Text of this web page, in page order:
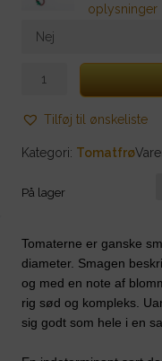
oplysninger
Currant
Tilføj til ønskeliste
Kategori: Tomatfrø
På lager
Tomaterne er ganske
diameter. Smagen
og med en note af
rig sød og kompleks.
sig godt som hele i en